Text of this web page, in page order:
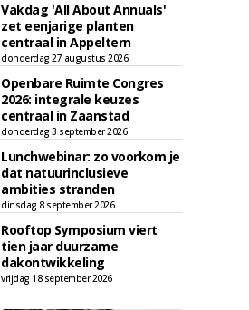
Vakdag 'All About Annuals'
zet eenjarige planten
centraal in Appeltern
donderdag 27 augustus 2026
Openbare Ruimte Congres
2026: integrale keuzes
centraal in Zaanstad
donderdag 3 september 2026
Lunchwebinar: zo voorkom je
dat natuurinclusieve
ambities stranden
dinsdag 8 september 2026
Rooftop Symposium viert
tien jaar duurzame
dakontwikkeling
vrijdag 18 september 2026